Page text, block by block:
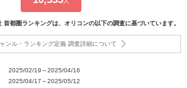
首都圏ランキングは、オリコンの以下の調査に基づいています。
ンル・ランキング定義 調査詳細について
2025/02/19～2025/04/16
2025/04/17～2025/05/12